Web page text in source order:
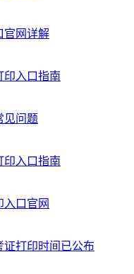
官网详解
印入口指南
见问题
印入口指南
入口官网
证打印时间已公布